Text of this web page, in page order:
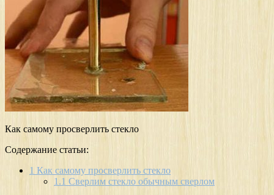
Как самому просверлить стекло
Содержание статьи:
1 Как самому просверлить стекло
1.1 Сверлим стекло обычным сверлом